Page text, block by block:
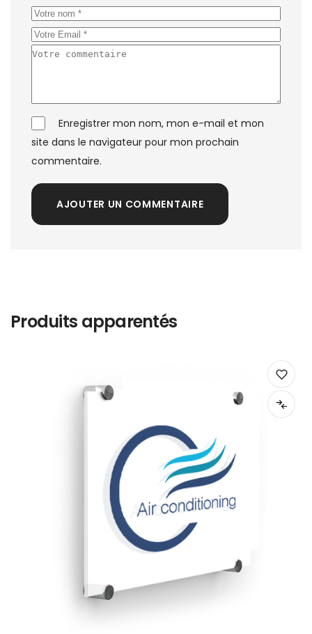
Enregistrer mon nom, mon e-mail et mon
site dans le navigateur pour mon prochain
commentaire.
AJOUTER UN COMMENTAIRE
Produits apparentés